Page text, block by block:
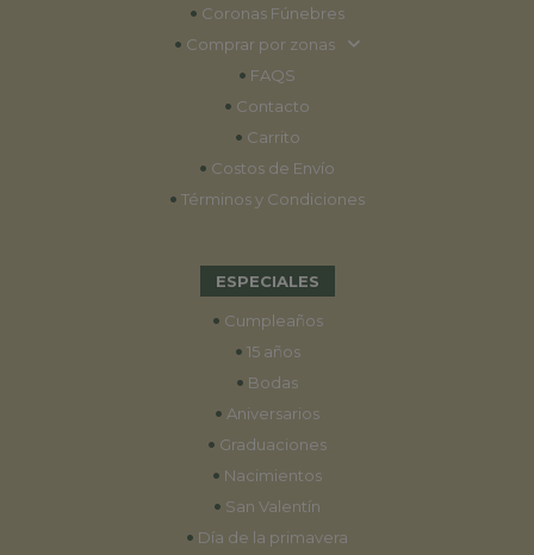
• Coronas Fúnebres
• Comprar por zonas
• FAQS
• Contacto
• Carrito
• Costos de Envío
• Términos y Condiciones
ESPECIALES
• Cumpleaños
• 15 años
• Bodas
• Aniversarios
• Graduaciones
• Nacimientos
• San Valentín
• Día de la primavera